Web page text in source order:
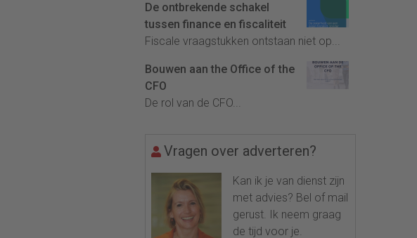
De ontbrekende schakel
tussen finance en fiscaliteit
Fiscale vraagstukken ontstaan niet op...
Bouwen aan the Office of the
CFO
De rol van de CFO...
Vragen over adverteren?
Kan ik je van dienst zijn
met advies? Bel of mail
gerust. Ik neem graag
de tijd voor je.